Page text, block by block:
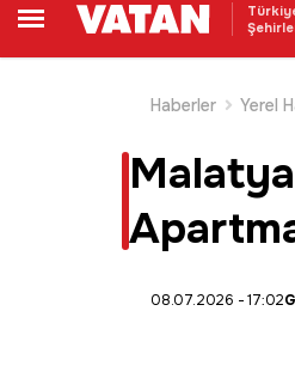
Haberler
Yerel
08.07.2026 - 17:02